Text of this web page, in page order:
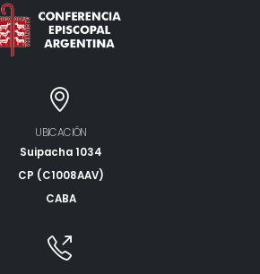
UBICACIÓN
Suipacha 1034
CP (C1008AAV)
CABA